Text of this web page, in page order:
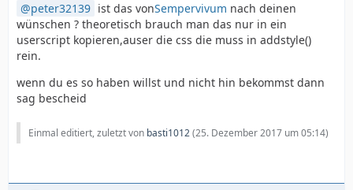
peter32139 ist das vonSempervivum nach deinen
wünschen ? theoretisch brauch man das nur in ein
userscript kopieren,auser die css die muss in addstyle()
rein.
wenn du es so haben willst und nicht hin bekommst dann
sag bescheid
Einmal editiert, zuletzt von basti1012(25. Dezember 2017 um 05:14)